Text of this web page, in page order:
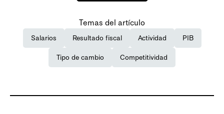
Temas del artículo
Salarios Resultado fiscal Actividad PIB
Tipo de cambio Competitividad